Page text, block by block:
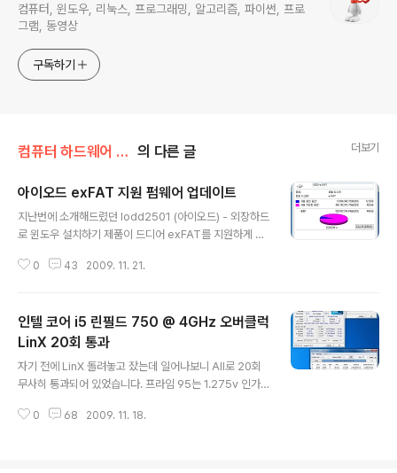
컴퓨터, 윈도우, 리눅스, 프로그래밍, 알고리즘, 파이썬, 프로
그램, 동영상
구독하기
컴퓨터 하드웨어 이야기 의 다른 글 더보기
아이오드 exFAT 지원 펌웨어 업데이트
지난번에 소개해드렸던 Iodd2501 (아이오드) - 외장하드
로 윈도우 설치하기 제품이 드디어 exFAT를 지원하게 되
가 더 상위 포맷이니까 아이오드를 구매하셨던 분들, 또는
이 exFAT 통파티션으로 사용하셔도 될 것 같습니다. 제가
현재 4GB 이상 용량의 ISO 파일을 가진게 없어서 큰 파일
마운트 테스트는 해보지 못했지만 유노파파님께서 블루레
이 ISO를 마운트시켜서 토탈미디어로 재생하신 글을 봤습
정화되면 정식 펌웨어도 나올 것 같습니다. http://www.i-
0 43 2009. 11. 21.
인텔 코어 i5 린필드 750 @ 4GHz 오버클럭
LinX 20회 통과
자기 전에 LinX 돌려놓고 잤는데 일어나보니 All로 20회
무사히 통과되어 있었습니다. 프라임 95는 1.275v 인가
그래서 깔끔하게 1.3v 넣었습니다. 테스트 환경 CPU - 인
0 68 2009. 11. 18.